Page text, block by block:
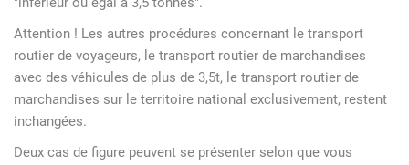
Attention ! Les autres procédures concernant le transport
routier de voyageurs, le transport routier de marchandises
avec des véhicules de plus de 3,5t, le transport routier de
marchandises sur le territoire national exclusivement, restent
inchangées.
Deux cas de figure peuvent se présenter selon que vous